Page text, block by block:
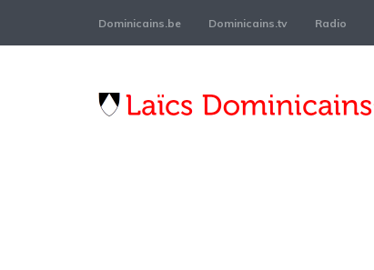
Dominicains.be Dominicains.tv Radio